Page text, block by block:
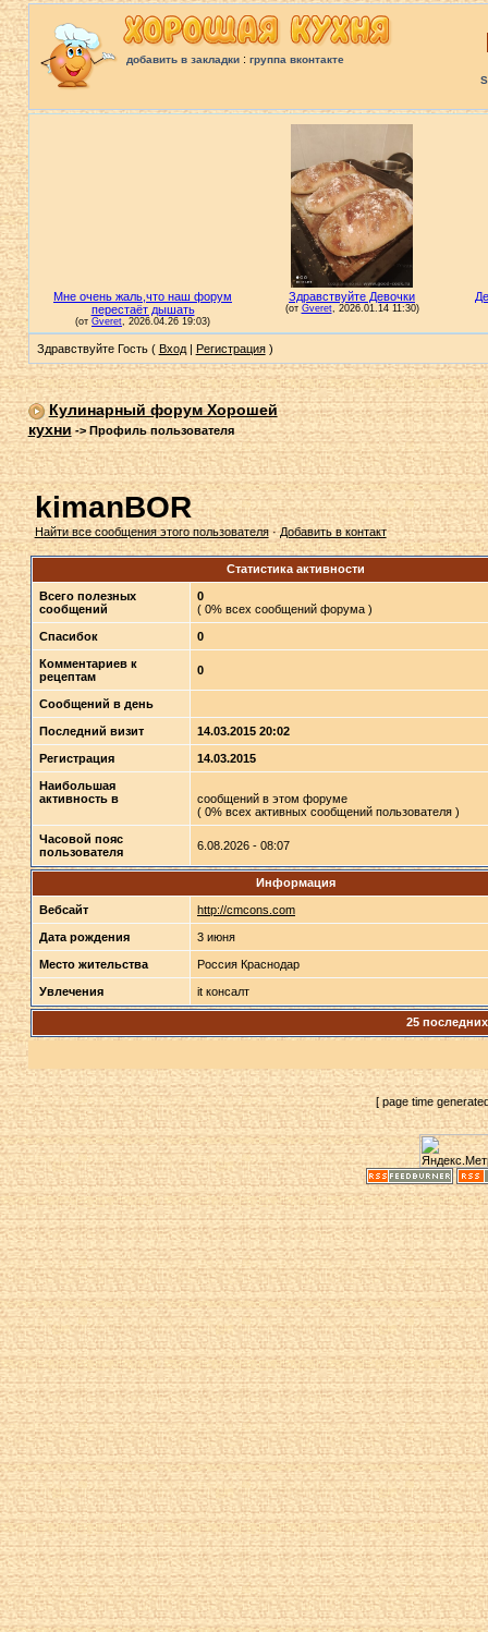
добавить в закладки: группа вконтакте
Здравствуйте Гость ( Вход| Регистрация)
Кулинарный форум Хорошей
кухни->Профиль пользователя
kimanBOR
Найти все сообщения этого пользователя·Добавить в контакт
Статистика активности
Всего полезных
сообщений
0
( 0% всех сообщений форума )
Спасибок 0
Комментариев к
рецептам
0
Сообщений в день
Последний визит 14.03.2015 20:02
Регистрация 14.03.2015
Наибольшая
активность в
сообщений в этом форуме
( 0% всех активных сообщений пользователя )
Часовой пояс
пользователя
6.08.2026 - 08:07
Информация
Вебсайт http://cmcons.com
Дата рождения 3 июня
Место жительства Россия Краснодар
Увлечения it консалт
25
[ page time